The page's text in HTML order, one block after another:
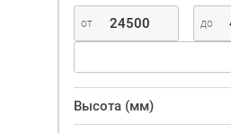
Высота (мм)